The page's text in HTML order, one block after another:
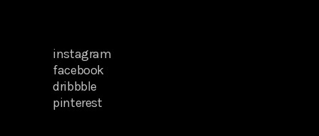
instagram
facebook
dribbble
pinterest